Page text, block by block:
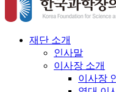
재단 소개
인사말
이사장 소개
이사장